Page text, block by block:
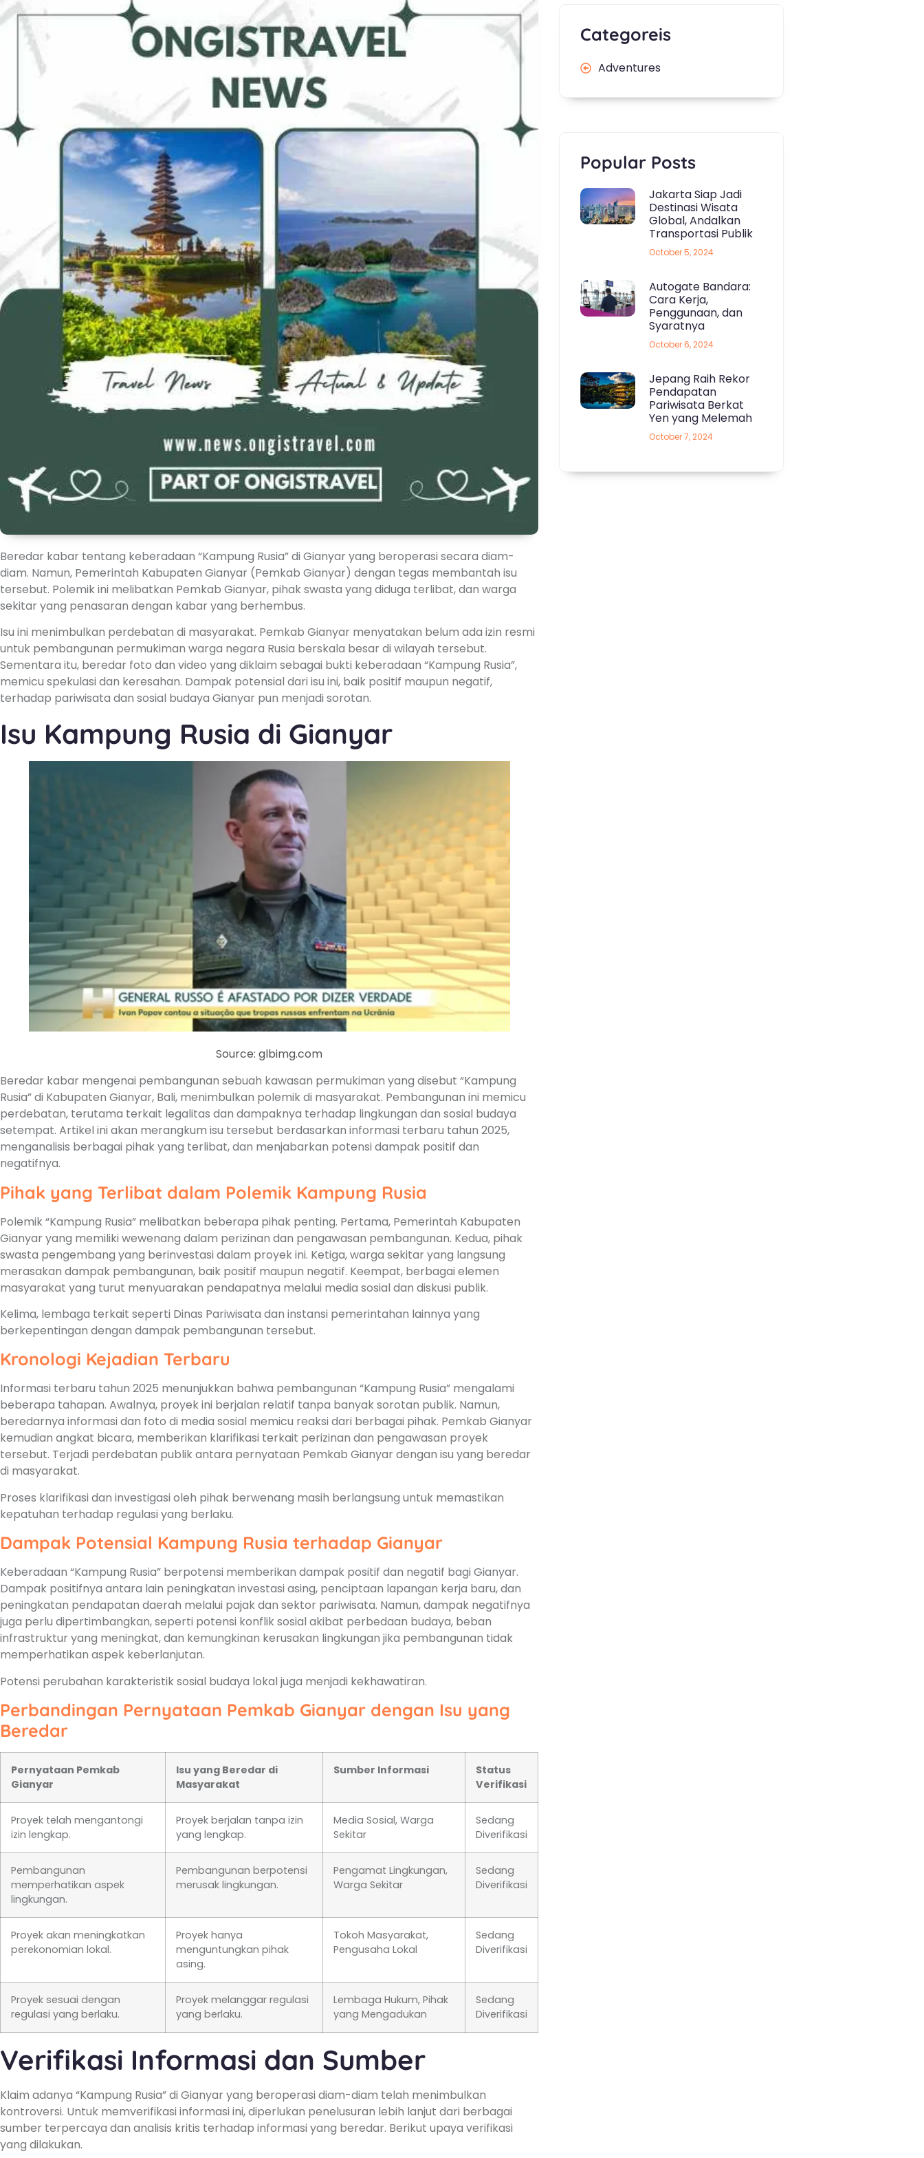
Beredar kabar tentang keberadaan “Kampung Rusia” di Gianyar yang beroperasi secara diam-
diam. Namun, Pemerintah Kabupaten Gianyar (Pemkab Gianyar) dengan tegas membantah isu
tersebut. Polemik ini melibatkan Pemkab Gianyar, pihak swasta yang diduga terlibat, dan warga
sekitar yang penasaran dengan kabar yang berhembus.
Isu ini menimbulkan perdebatan di masyarakat. Pemkab Gianyar menyatakan belum ada izin resmi
untuk pembangunan permukiman warga negara Rusia berskala besar di wilayah tersebut.
Sementara itu, beredar foto dan video yang diklaim sebagai bukti keberadaan “Kampung Rusia”,
memicu spekulasi dan keresahan. Dampak potensial dari isu ini, baik positif maupun negatif,
terhadap pariwisata dan sosial budaya Gianyar pun menjadi sorotan.
Isu Kampung Rusia di Gianyar
Source: glbimg.com
Beredar kabar mengenai pembangunan sebuah kawasan permukiman yang disebut “Kampung
Rusia” di Kabupaten Gianyar, Bali, menimbulkan polemik di masyarakat. Pembangunan ini memicu
perdebatan, terutama terkait legalitas dan dampaknya terhadap lingkungan dan sosial budaya
setempat. Artikel ini akan merangkum isu tersebut berdasarkan informasi terbaru tahun 2025,
menganalisis berbagai pihak yang terlibat, dan menjabarkan potensi dampak positif dan
negatifnya.
Pihak yang Terlibat dalam Polemik Kampung Rusia
Polemik “Kampung Rusia” melibatkan beberapa pihak penting. Pertama, Pemerintah Kabupaten
Gianyar yang memiliki wewenang dalam perizinan dan pengawasan pembangunan. Kedua, pihak
swasta pengembang yang berinvestasi dalam proyek ini. Ketiga, warga sekitar yang langsung
merasakan dampak pembangunan, baik positif maupun negatif. Keempat, berbagai elemen
masyarakat yang turut menyuarakan pendapatnya melalui media sosial dan diskusi publik.
Kelima, lembaga terkait seperti Dinas Pariwisata dan instansi pemerintahan lainnya yang
berkepentingan dengan dampak pembangunan tersebut.
Kronologi Kejadian Terbaru
Informasi terbaru tahun 2025 menunjukkan bahwa pembangunan “Kampung Rusia” mengalami
beberapa tahapan. Awalnya, proyek ini berjalan relatif tanpa banyak sorotan publik. Namun,
beredarnya informasi dan foto di media sosial memicu reaksi dari berbagai pihak. Pemkab Gianyar
kemudian angkat bicara, memberikan klarifikasi terkait perizinan dan pengawasan proyek
tersebut. Terjadi perdebatan publik antara pernyataan Pemkab Gianyar dengan isu yang beredar
di masyarakat.
Proses klarifikasi dan investigasi oleh pihak berwenang masih berlangsung untuk memastikan
kepatuhan terhadap regulasi yang berlaku.
Dampak Potensial Kampung Rusia terhadap Gianyar
Keberadaan “Kampung Rusia” berpotensi memberikan dampak positif dan negatif bagi Gianyar.
Dampak positifnya antara lain peningkatan investasi asing, penciptaan lapangan kerja baru, dan
peningkatan pendapatan daerah melalui pajak dan sektor pariwisata. Namun, dampak negatifnya
juga perlu dipertimbangkan, seperti potensi konflik sosial akibat perbedaan budaya, beban
infrastruktur yang meningkat, dan kemungkinan kerusakan lingkungan jika pembangunan tidak
memperhatikan aspek keberlanjutan.
Potensi perubahan karakteristik sosial budaya lokal juga menjadi kekhawatiran.
Perbandingan Pernyataan Pemkab Gianyar dengan Isu yang
Beredar
Pernyataan Pemkab
Gianyar
Isu yang Beredar di
Masyarakat
Sumber Informasi
Status
Verifikasi
Proyek telah mengantongi
izin lengkap.
Proyek berjalan tanpa izin
yang lengkap.
Media Sosial, Warga
Sekitar
Sedang
Diverifikasi
Pembangunan
memperhatikan aspek
lingkungan.
Pembangunan berpotensi
merusak lingkungan.
Pengamat Lingkungan,
Warga Sekitar
Sedang
Diverifikasi
Proyek akan meningkatkan
perekonomian lokal.
Proyek hanya
menguntungkan pihak
asing.
Tokoh Masyarakat,
Pengusaha Lokal
Sedang
Diverifikasi
Proyek sesuai dengan
regulasi yang berlaku.
Proyek melanggar regulasi
yang berlaku.
Lembaga Hukum, Pihak
yang Mengadukan
Sedang
Diverifikasi
Verifikasi Informasi dan Sumber
Klaim adanya “Kampung Rusia” di Gianyar yang beroperasi diam-diam telah menimbulkan
kontroversi. Untuk memverifikasi informasi ini, diperlukan penelusuran lebih lanjut dari berbagai
sumber terpercaya dan analisis kritis terhadap informasi yang beredar. Berikut upaya verifikasi
yang dilakukan.
Categoreis
Adventures
Popular Posts
Jakarta Siap Jadi
Destinasi Wisata
Global, Andalkan
Transportasi Publik
October 5, 2024
Autogate Bandara:
Cara Kerja,
Penggunaan, dan
Syaratnya
October 6, 2024
Jepang Raih Rekor
Pendapatan
Pariwisata Berkat
Yen yang Melemah
October 7, 2024